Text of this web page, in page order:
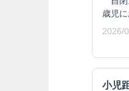
歳児
2026/
小児